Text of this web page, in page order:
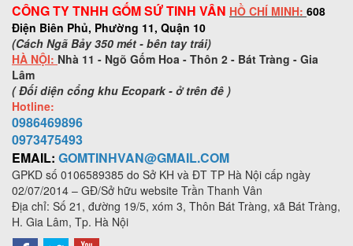
CÔNG TY TNHH GỐM SỨ TINH VÂN HỒ CHÍ MINH: 608
Điện Biên Phủ, Phường 11, Quận 10
(Cách Ngã Bảy 350 mét - bên tay trái)
HÀ NỘI: Nhà 11 - Ngõ Gốm Hoa - Thôn 2 - Bát Tràng - Gia
Lâm
( Đối diện cổng khu Ecopark - ở trên đê )
Hotline:
0986469896
0973475493
EMAIL: GOMTINHVAN@GMAIL.COM
GPKD số 0106589385 do Sở KH và ĐT TP Hà Nội cấp ngày
02/07/2014 – GĐ/Sở hữu website Trần Thanh Vân
Địa chỉ: Số 21, đường 19/5, xóm 3, Thôn Bát Tràng, xã Bát Tràng,
H. Gia Lâm, Tp. Hà Nội